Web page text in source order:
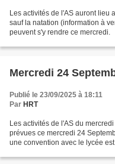
Les activités de l'AS auront lieu
sauf la natation (information à
peuvent s'y rendre ce mercredi.
Mercredi 24
Publié le 23/09/2025 à 18:11
Par HRT
Les activités de l'AS du
prévues ce mercredi 24
une convention avec le lycée